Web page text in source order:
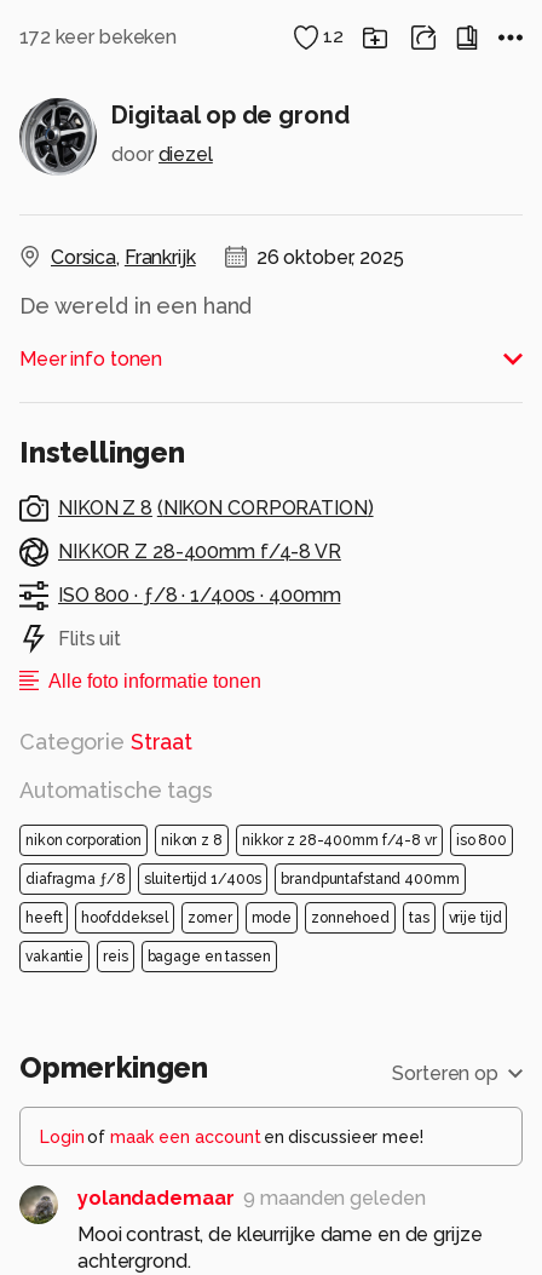
172 keer bekeken 12
Digitaal op de grond
door diezel
Corsica, Frankrijk 26 oktober, 2025
De wereld in een hand
Alle rechten voorbehouden
Meer info tonen
Instellingen
NIKON Z 8 ( NIKON CORPORATION)
NIKKOR Z 28-400mm f/4-8 VR
ISO 800 · ƒ/8 ·1/400s · 400mm
Flits uit
Alle foto informatie tonen
Categorie Straat
Automatische tags
nikon corporation nikon z 8 nikkor z 28-400mm f/4-8 vr iso 800
diafragma ƒ/8 sluitertijd 1/400s brandpuntafstand 400mm
heeft hoofddeksel zomer mode zonnehoed tas vrije tijd
vakantie reis bagage en tassen
Opmerkingen Sorteren op
Loginof maak een account en discussieer mee!
yolandademaar 9 maanden geleden
Mooi contrast, de kleurrijke dame en de grijze
achtergrond.